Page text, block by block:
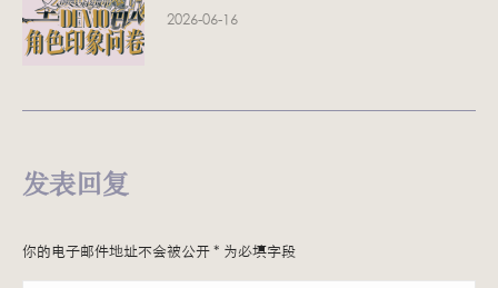
2026-06-16
发表回复
你的电子邮件地址不会被公开* 为必填字段